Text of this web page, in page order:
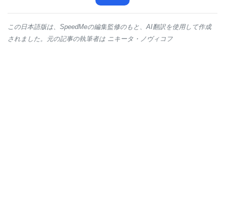
この日本語版は、SpeedMeの編集監修のもと、AI翻訳を使用して作成
されました。元の記事の執筆者は ニキータ・ノヴィコフ